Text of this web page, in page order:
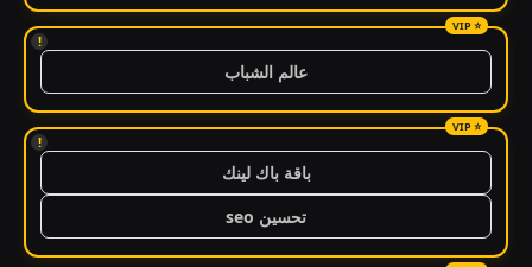
!
عالم الشباب
!
باقة باك لينك
تحسين seo